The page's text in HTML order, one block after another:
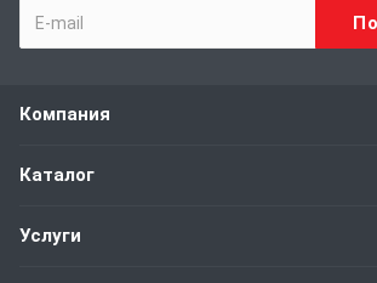
Компания
Каталог
Услуги